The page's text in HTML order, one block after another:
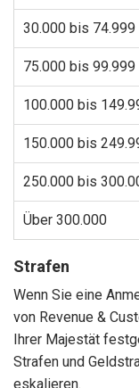
30.000 bis 74.999
75.000 bis 99.999
100.000 bis
150.000 bis
250.000 bis
Über 300.000
Strafen
Wenn Sie eine
von Revenue &
Ihrer Majestät
Strafen und
eskalieren.